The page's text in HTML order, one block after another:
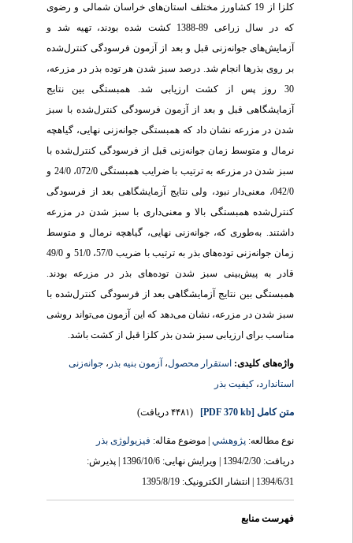
کلزا از 19 کشاورز مختلف استان‌های خراسان شمالی و رضوی
که در سال زراعی 89-1388 کشت شده بودند، تهیه شد و
آزمایش‌های جوانه‌زنی قبل و بعد از آزمون فرسودگی کنترل‌شده
بر روی بذرها انجام شد. درصد سبز شدن هر توده بذر در مزرعه،
30 روز پس از کشت ارزیابی شد. همبستگی بین نتایج
آزمایشگاهی قبل و بعد از آزمون فرسودگی کنترل‌شده با سبز
شدن در مزرعه نشان داد که همبستگی جوانه‌زنی نهایی، گیاهچه
نرمال و متوسط زمان جوانه‌زنی قبل از فرسودگی کنترل‌شده با
سبز شدن در مزرعه به ترتیب با ضرایب همبستگی 072/0، 24/0 و
042/0، معنی‌دار نبود، ولی نتایج آزمایشگاهی بعد از فرسودگی
کنترل‌شده همبستگی بالا و معنی‌داری با سبز شدن در مزرعه
داشتند. به‌طوری که، جوانه‌زنی نهایی، گیاهچه نرمال و متوسط
زمان جوانه‌زنی توده‌های بذر به ترتیب با ضریب 57/0، 51/0 و 49/0
قادر به پیش‌بینی سبز شدن توده‌های بذر در مزرعه بودند.
همبستگی بین نتایج آزمایشگاهی بعد از فرسودگی کنترل‌شده با
سبز شدن در مزرعه، نشان می‌دهد که این آزمون می‌تواند روشی
مناسب برای ارزیابی سبز شدن بذر کلزا قبل از کشت باشد.
واژه‌های کلیدی:استقرار محصول، آزمون بنیه بذر، جوانه‌زنی
استاندارد، کیفیت بذر
متن کامل[PDF 370 kb] (۴۴۸۱ دریافت)
نوع مطالعه:پژوهشي| موضوع مقاله:فیزیولوژی بذر
دریافت: 1394/2/30 | ویرایش نهایی: 1396/10/6 | پذیرش:
1394/6/31 | انتشار الکترونیک: 1395/8/19
فهرست منابع